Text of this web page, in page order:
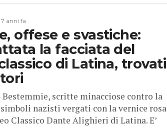
7 anni fa
offese e svastiche:
la facciata del
di Latina, trovati
Bestemmie, scritte minacciose contro la
nazisti vergati con la vernice rosa
Classico Dante Alighieri di Latina. E’